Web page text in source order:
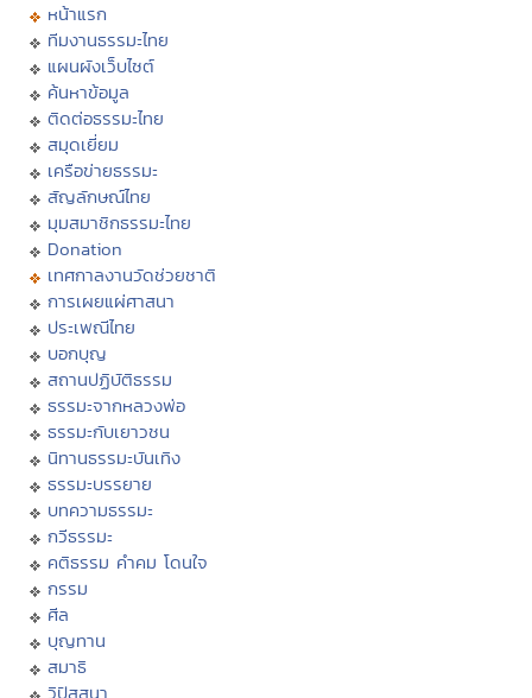
หน้าแรก
ทีมงานธรรมะไทย
แผนผังเว็บไซต์
ค้นหาข้อมูล
ติดต่อธรรมะไทย
สมุดเยี่ยม
เครือข่ายธรรมะ
สัญลักษณ์ไทย
มุมสมาชิกธรรมะไทย
Donation
เทศกาลงานวัดช่วยชาติ
การเผยแผ่ศาสนา
ประเพณีไทย
บอกบุญ
สถานปฏิบัติธรรม
ธรรมะจากหลวงพ่อ
ธรรมะกับเยาวชน
นิทานธรรมะบันเทิง
ธรรมะบรรยาย
บทความธรรมะ
กวีธรรมะ
คติธรรม คำคม โดนใจ
กรรม
ศีล
บุญทาน
สมาธิ